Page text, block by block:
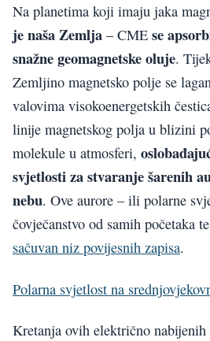
Na planetima koji imaju jaka
je naša Zemlja – CME se
snažne geomagnetske oluje.
Zemljino magnetsko polje se
valovima visokoenergetskih
linije magnetskog polja u blizini
molekule u atmosferi,
svjetlosti za stvaranje šarenih
nebu. Ove aurore – ili polarne
čovječanstvo od samih početaka
sačuvan niz povijesnih zapisa.
Polarna svjetlost na
Kretanja ovih električno